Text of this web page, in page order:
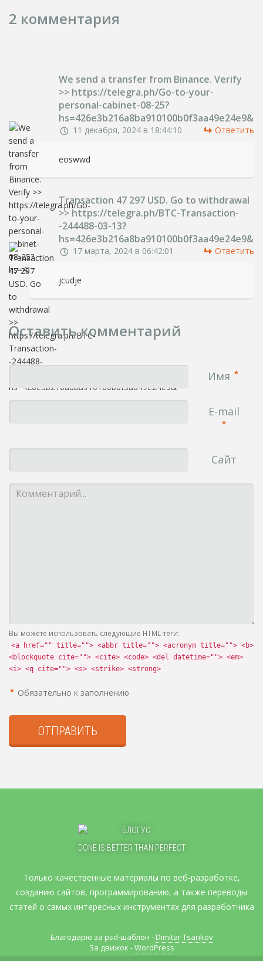
2 комментария
We send a transfer from Binance. Verify
>> https://telegra.ph/Go-to-your-
personal-cabinet-08-25?
hs=426e3b216a8ba910100b0f3aa49e24e9&
11 декабря, 2024 в 18:44:10 Ответить
eoswwd
Transaction 47 297 USD. Gо tо withdrаwаl
>> https://telegra.ph/BTC-Transaction-
-244488-03-13?
hs=426e3b216a8ba910100b0f3aa49e24e9&
17 марта, 2024 в 06:42:01 Ответить
jcudje
Оставить комментарий
Имя
E-mail
Сайт
Вы можете использовать следующие HTML-теги:
<a href="" title=""> <abbr title=""> <acronym title=""> <b>
<blockquote cite=""> <cite> <code> <del datetime=""> <em>
<i> <q cite=""> <s> <strike> <strong>
Обязательно к заполнению
ОТПРАВИТЬ
DONE IS BETTER THAN PERFECT
Только качественные материалы по веб-разработке,
созданию сайтов, программированию, а также переводы
статей о самых интересных инструментах для разработчика
Благодарю за psd-шаблон - Dimitar Tsankov
За движок -WordPress